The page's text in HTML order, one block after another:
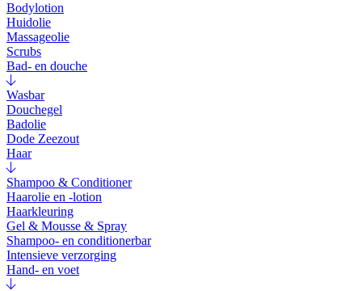
Bodylotion
Huidolie
Massageolie
Scrubs
Bad- en douche
Wasbar
Douchegel
Badolie
Dode Zeezout
Haar
Shampoo & Conditioner
Haarolie en -lotion
Haarkleuring
Gel & Mousse & Spray
Shampoo- en conditionerbar
Intensieve verzorging
Hand- en voet